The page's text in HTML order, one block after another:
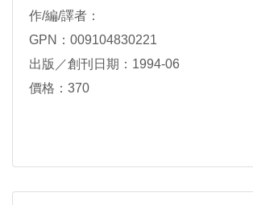
作/編/譯者：
GPN：009104830221
出版／創刊日期：1994-06
價格：370